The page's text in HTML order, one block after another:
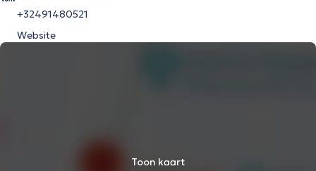
+32491480521
Website
Toon kaart